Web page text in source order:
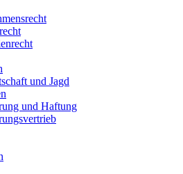
und Jagd
und Haftung